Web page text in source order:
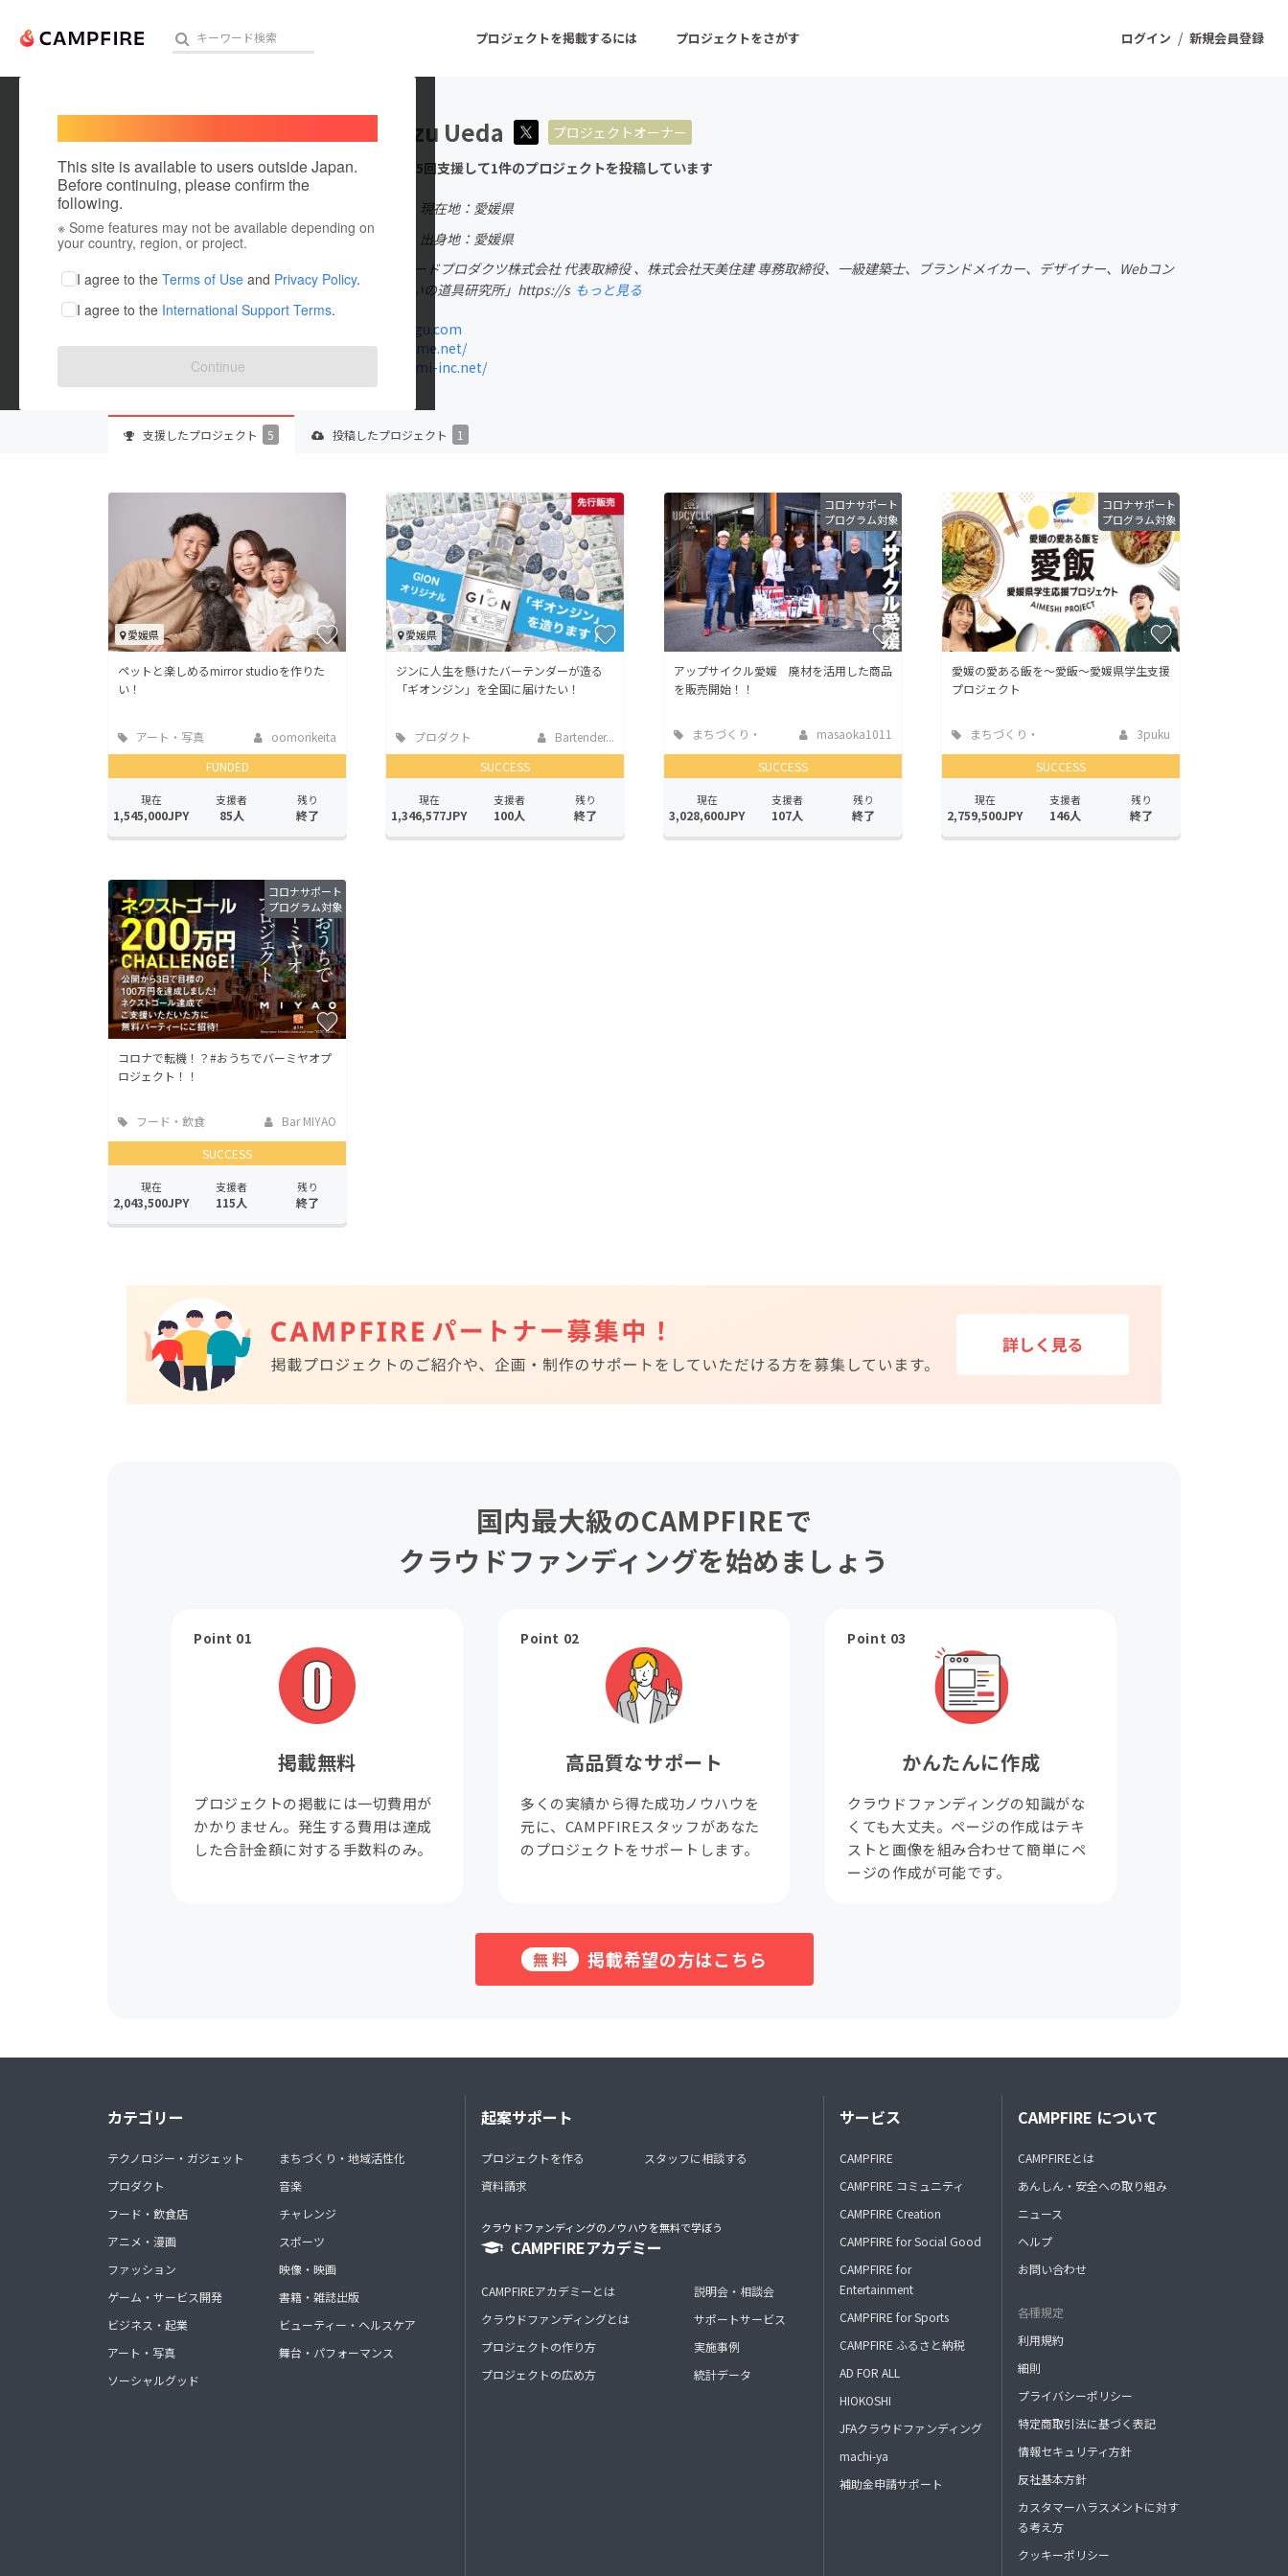
ログイン / 新規会員登録
プロジェクトを掲載するには プロジェクトをさがす
人気のプロジェクト 注目のリターン 注目の新着プロジェクト
アート・写真 音楽
テクノロジー・ガジェット
ゲーム・サービス開発 フード・飲食店
ファッション
映像・映画
ビジネス・起業
チャレンジ
まちづくり・地域活性化
CAMPFIREふるさと納税
machi-ya コミュニティ
This site is available to users outside Japan.
Before continuing, please confirm the
following.
※ Some features may not be available depending on
your country, region, or project.
I agree to the Terms of Use and Privacy Policy.
I agree to the International Support Terms.
Continue
Hidekazu Ueda
プロジェクトオーナー
これまでに5回支援して1件のプロジェクトを投稿しています
現在地：愛媛県
出身国：日本
出身地：愛媛県
建築家 テーラードプロダクツ株式会社 代表取締役 、株式会社天美住建 専務取締役、一級建築士、ブランドメイカー、デザイナー、Webコン
テンツ「住まいの道具研究所」https://s もっと見る
sumai-dogu.com
amamihome.net/
www.amami-inc.net/
支援したプロジェクト 5 投稿したプロジェクト 1
愛媛県
ペットと楽しめるmirror studioを作りた
い！
アート・写真
oomorikeita
FUNDED
現在
1,545,000JPY
支援者
85人
残り
終了
愛媛県
ジンに人生を懸けたバーテンダーが造る
「ギオンジン」を全国に届けたい！
プロダクト
Bartender...
SUCCESS
現在
1,346,577JPY
支援者
100人
残り
終了
コロナサポート
プログラム対象
アップサイクル愛媛 廃材を活用した商品
を販売開始！！
まちづくり・
地域活性化
masaoka1011
SUCCESS
現在
3,028,600JPY
支援者
107人
残り
終了
コロナサポート
プログラム対象
愛媛の愛ある飯を～愛飯～愛媛県学生支援
プロジェクト
まちづくり・
地域活性化
3puku
SUCCESS
現在
2,759,500JPY
支援者
146人
残り
終了
コロナサポート
プログラム対象
コロナで転機！？#おうちでバーミヤオプ
ロジェクト！！
フード・飲食
店
Bar MIYAO
SUCCESS
現在
2,043,500JPY
支援者
115人
残り
終了
国内最大級のCAMPFIREで
クラウドファンディングを始めましょう
Point 01
掲載無料
プロジェクトの掲載には一切費用が
かかりません。発生する費用は達成
した合計金額に対する手数料のみ。
Point 02
高品質なサポート
多くの実績から得た成功ノウハウを
元に、CAMPFIREスタッフがあなた
のプロジェクトをサポートします。
Point 03
かんたんに作成
クラウドファンディングの知識がな
くても大丈夫。ページの作成はテキ
ストと画像を組み合わせて簡単にペ
ージの作成が可能です。
無料 掲載希望の方はこちら
カテゴリー
テクノロジー・ガジェット
プロダクト
フード・飲食店
アニメ・漫画
ファッション
ゲーム・サービス開発
ビジネス・起業
アート・写真
ソーシャルグッド
まちづくり・地域活性化
音楽
チャレンジ
スポーツ
映像・映画
書籍・雑誌出版
ビューティー・ヘルスケア
舞台・パフォーマンス
起案サポート
プロジェクトを作る
資料請求
スタッフに相談する
クラウドファンディングのノウハウを無料で学ぼう
CAMPFIREアカデミー
CAMPFIREアカデミーとは
クラウドファンディングとは
プロジェクトの作り方
プロジェクトの広め方
説明会・相談会
サポートサービス
実施事例
統計データ
サービス
CAMPFIRE
CAMPFIRE コミュニティ
CAMPFIRE Creation
CAMPFIRE for Social Good
CAMPFIRE for
Entertainment
CAMPFIRE for Sports
CAMPFIRE ふるさと納税
AD FOR ALL
HIOKOSHI
JFAクラウドファンディング
machi-ya
補助金申請サポート
CAMPFIRE について
CAMPFIREとは
あんしん・安全への取り組み
ニュース
ヘルプ
お問い合わせ
各種規定
利用規約
細則
プライバシーポリシー
特定商取引法に基づく表記
情報セキュリティ方針
反社基本方針
カスタマーハラスメントに対す
る考え方
クッキーポリシー